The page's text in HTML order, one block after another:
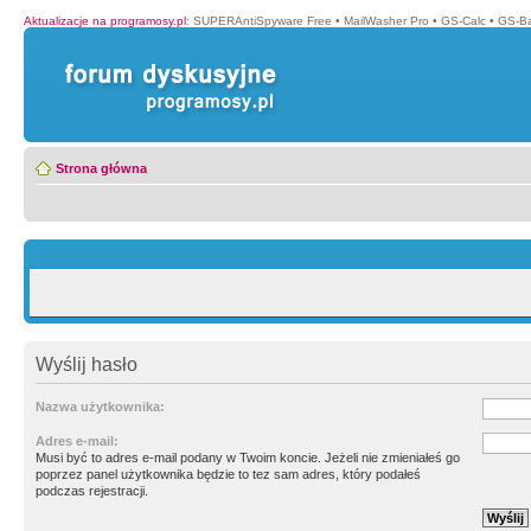
Aktualizacje na programosy.pl: SUPERAntiSpyware Free • MailWasher Pro • GS-Calc • GS-
Strona główna
Wyślij hasło
Nazwa użytkownika:
Adres e-mail:
Musi być to adres e-mail podany w Twoim koncie. Jeżeli nie zmieniałeś go
poprzez panel użytkownika będzie to tez sam adres, który podałeś
podczas rejestracji.